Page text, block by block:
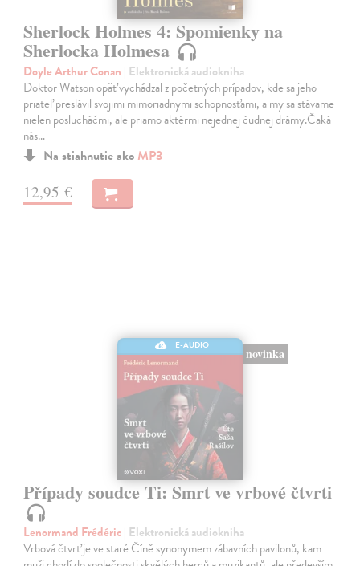
Sherlock Holmes 4: Spomienky na
Sherlocka Holmesa
Doyle Arthur Conan | Elektronická audiokniha
Doktor Watson opäť vychádzal z početných prípadov, kde sa jeho
priateľ preslávil svojimi mimoriadnymi schopnosťami, a my sa stávame
nielen poslucháčmi, ale priamo aktérmi nejednej čudnej drámy.Čaká
nás…
Na stiahnutie ako MP3
12,95 €
E-AUDIO
novinka
Případy soudce Ti: Smrt ve vrbové čtvrti
Lenormand Frédéric| Elektronická audiokniha
Vrbová čtvrť je ve staré Číně synonymem zábavních pavilonů, kam